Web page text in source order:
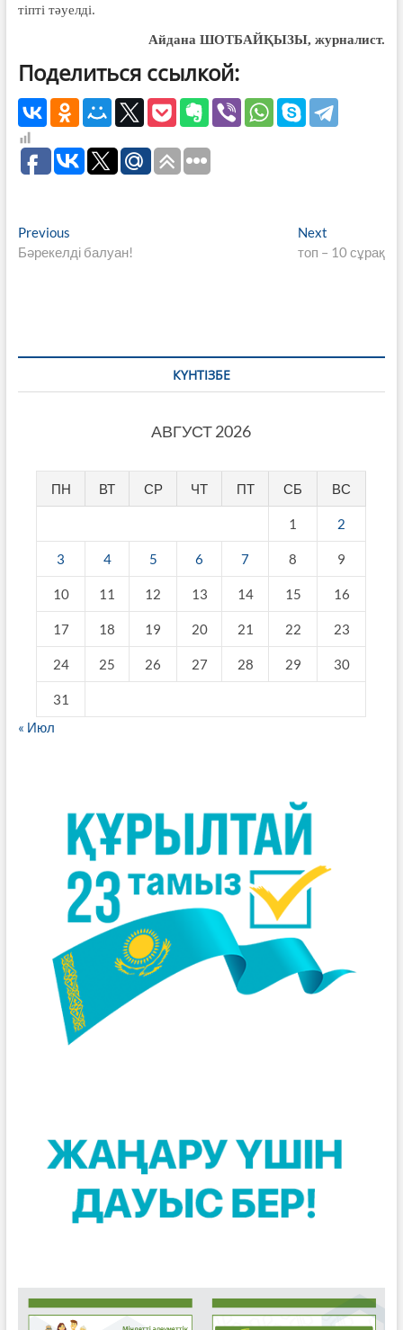
тіпті тәуелді.
Айдана ШОТБАЙҚЫЗЫ,журналист.
Поделиться ссылкой:
Навигация
по
PreviousPrevious
post:
Бәрекелді балуан!
Next
post:
топ – 10 сұрақ
КҮНТІЗБЕ
АВГУСТ 2026
ПН ВТ СР ЧТ ПТ СБ ВС
1 2
3 4 5 6 7 8 9
10 11 12 13 14 15 16
17 18 19 20 21 22 23
24 25 26 27 28 29 30
31
« Июл